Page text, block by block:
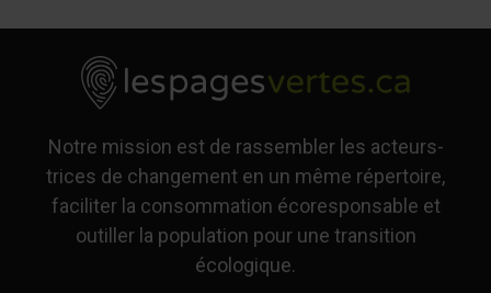
Notre mission est de rassembler les acteurs-
trices de changement en un même répertoire,
faciliter la consommation écoresponsable et
outiller la population pour une transition
écologique.